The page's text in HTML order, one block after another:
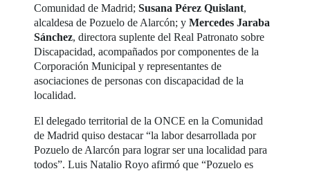
Comunidad de Madrid;Susana Pérez Quislant,
alcaldesa de Pozuelo de Alarcón; yMercedes Jaraba
Sánchez, directora suplente del Real Patronato sobre
Discapacidad, acompañados por componentes de la
Corporación Municipal y representantes de
asociaciones de personas con discapacidad de la
localidad.
El delegado territorial de la ONCE en la Comunidad
de Madrid quiso destacar “la labor desarrollada por
Pozuelo de Alarcón para lograr ser una localidad para
todos”. Luis Natalio Royo afirmó que “Pozuelo es